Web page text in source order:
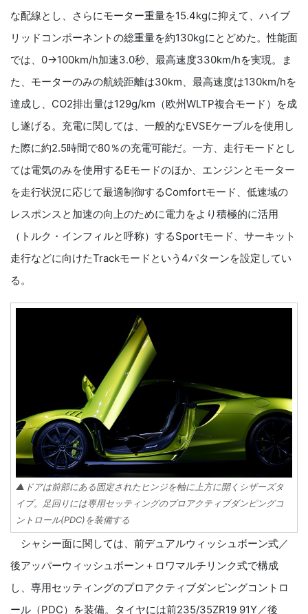
な配線とし、さらにモーター重量を15.4kgに抑えて、ハイブ
リッドコンポーネントの総重量を約130kgにとどめた。性能面
では、0→100km/h加速3.0秒、最高速度330km/hを実現。ま
た、モーターのみの航続距離は30km、最高速度は130km/hを
達成し、CO2排出量は129g/km（欧州WLTP複合モード）を成
し遂げる。充電に関しては、一般的なEVSEケーブルを使用し
た際に約2.5時間で80％の充電可能だ。一方、走行モードとし
ては電気のみを使用するEモードのほか、エンジンとモーター
を走行状況に応じて最適制御するComfortモード、低速域の
レスポンスと加速の向上のために電力をより積極的に活用
（トルク・インフィルと呼称）するSportモード、サーキット
走行などに向けたTrackモードという4パターンを設定してい
る。
▲ドアは前部にある固定されたヒンジを軸に上方に開くシザーズタ
イプ。足回りには専用セッティングのプロアクティブダンピングコ
ントロール(PDC)を装備する
シャシー面に関しては、前デュアルウィッシュボーン式／
後アッパーウィッシュボーン＋ロワマルチリンク式で構成
し、専用セッティングのプロアクティブダンピングコントロ
ール（PDC）を装備。タイヤには前235/35ZR19 91Y／後